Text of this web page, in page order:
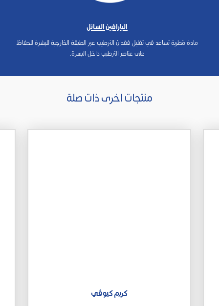
البارافين السائل
مادة مُطرية تساعد في تقليل فقدان الترطيب عبر الطبقة الخارجية للبشرة للحفاظ
على عناصر الترطيب داخل البشرة.
منتجات اخرى ذات صلة
كريم كيوڤي